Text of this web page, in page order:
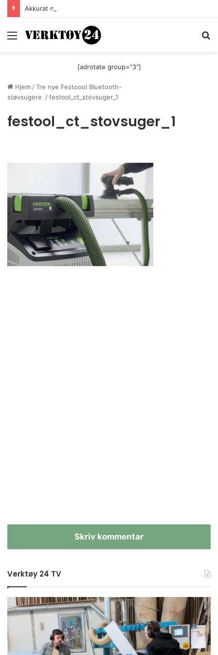
Akkurat nå er batteri-bordsaga til Festool billigere
Meny
[adrotate group="3"]
Hjem /Tre nye Festoool Bluetooth-
støvsugere /festool_ct_stovsuger_1
festool_ct_stovsuger_1
Skriv kommentar
Verktøy 24 TV